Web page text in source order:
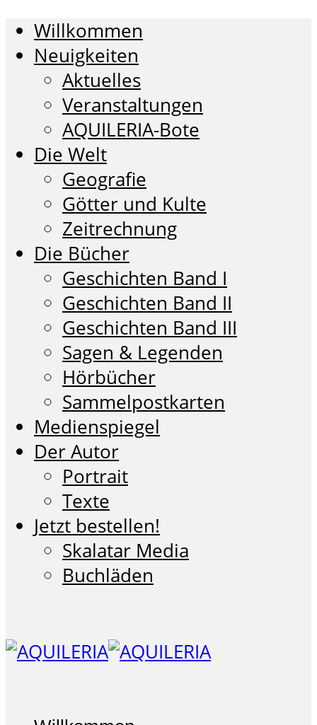
Willkommen
Neuigkeiten
Aktuelles
Veranstaltungen
AQUILERIA-Bote
Die Welt
Geografie
Götter und Kulte
Zeitrechnung
Die Bücher
Geschichten Band I
Geschichten Band II
Geschichten Band III
Sagen & Legenden
Hörbücher
Sammelpostkarten
Medienspiegel
Der Autor
Portrait
Texte
Jetzt bestellen!
Skalatar Media
Buchläden